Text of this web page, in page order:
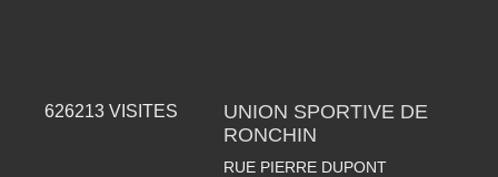
626213 VISITES
UNION SPORTIVE DE
RONCHIN
RUE PIERRE DUPONT